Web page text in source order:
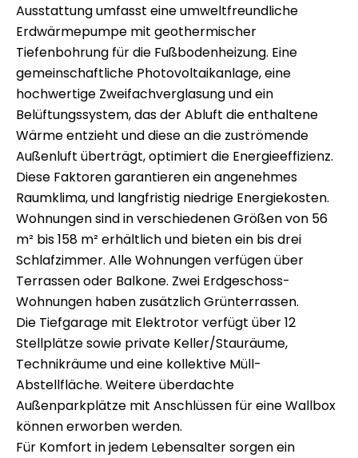
Ausstattung umfasst eine umweltfreundliche
Erdwärmepumpe mit geothermischer
Tiefenbohrung für die Fußbodenheizung. Eine
gemeinschaftliche Photovoltaikanlage, eine
hochwertige Zweifachverglasung und ein
Belüftungssystem, das der Abluft die enthaltene
Wärme entzieht und diese an die zuströmende
Außenluft überträgt, optimiert die Energieeffizienz.
Diese Faktoren garantieren ein angenehmes
Raumklima, und langfristig niedrige Energiekosten.
Wohnungen sind in verschiedenen Größen von 56
m² bis 158 m² erhältlich und bieten ein bis drei
Schlafzimmer. Alle Wohnungen verfügen über
Terrassen oder Balkone. Zwei Erdgeschoss-
Wohnungen haben zusätzlich Grünterrassen.
Die Tiefgarage mit Elektrotor verfügt über 12
Stellplätze sowie private Keller/Stauräume,
Technikräume und eine kollektive Müll-
Abstellfläche. Weitere überdachte
Außenparkplätze mit Anschlüssen für eine Wallbox
können erworben werden.
Für Komfort in jedem Lebensalter sorgen ein